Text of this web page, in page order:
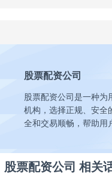
股票配资公司
股票配资公司是一种为
机构，选择正规、安全
全和交易顺畅，帮助用
股票配资公司 相关